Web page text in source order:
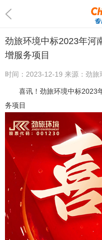
劲旅环境中标2023年河
增服务项目
时间： 2023-12-19 来源： 劲旅
喜讯！劲旅环境中标2023年
务项目